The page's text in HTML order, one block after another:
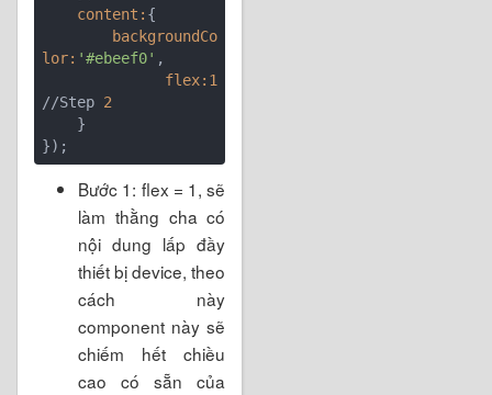
    content:
lor: '#ebeef0'
        flex:
1
//Step 2
Bước 1: flex = 1, sẽ
làm thằng cha có
nội dung lấp đầy
thiết bị device, theo
cách này
component này sẽ
chiếm hết chiều
cao có sẵn của